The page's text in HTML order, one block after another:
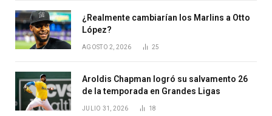
¿Realmente cambiarían los Marlins a Otto
López?
AGOSTO 2, 2026 25
Aroldis Chapman logró su salvamento 26
de la temporada en Grandes Ligas
JULIO 31, 2026 18